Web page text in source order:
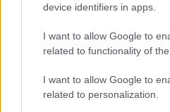
device identifiers in apps.
I want to allow Google to
related to functionality of
I want to allow Google to
related to personalization.
Jön